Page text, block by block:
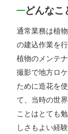
どんなこ
通常業務は植
の建込作業を
植物のメンテ
撮影で地方ロ
ために造花を
て、当時の世
ことはとても
しさもよい経験